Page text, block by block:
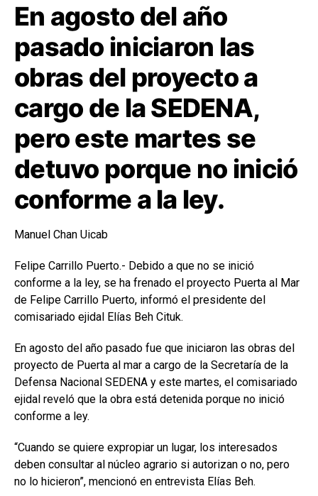
En agosto del año
pasado iniciaron las
obras del proyecto a
cargo de la SEDENA,
pero este martes se
detuvo porque no inició
conforme a la ley.
Manuel Chan Uicab
Felipe Carrillo Puerto.- Debido a que no se inició
conforme a la ley, se ha frenado el proyecto Puerta al Mar
de Felipe Carrillo Puerto, informó el presidente del
comisariado ejidal Elías Beh Cituk.
En agosto del año pasado fue que iniciaron las obras del
proyecto de Puerta al mar a cargo de la Secretaría de la
Defensa Nacional SEDENA y este martes, el comisariado
ejidal reveló que la obra está detenida porque no inició
conforme a ley.
“Cuando se quiere expropiar un lugar, los interesados
deben consultar al núcleo agrario si autorizan o no, pero
no lo hicieron”, mencionó en entrevista Elías Beh.